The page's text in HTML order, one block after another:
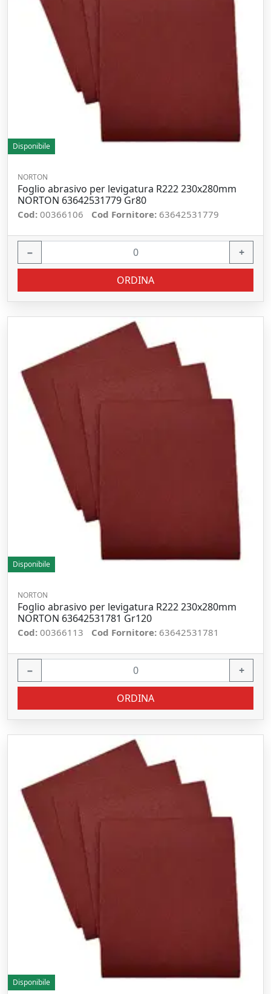
Disponibile
NORTON
Foglio abrasivo per levigatura R222 230x280mm
NORTON 63642531779 Gr80
Cod: 00366106 Cod Fornitore: 63642531779
− +
ORDINA
Disponibile
NORTON
Foglio abrasivo per levigatura R222 230x280mm
NORTON 63642531781 Gr120
Cod: 00366113 Cod Fornitore: 63642531781
− +
ORDINA
Disponibile